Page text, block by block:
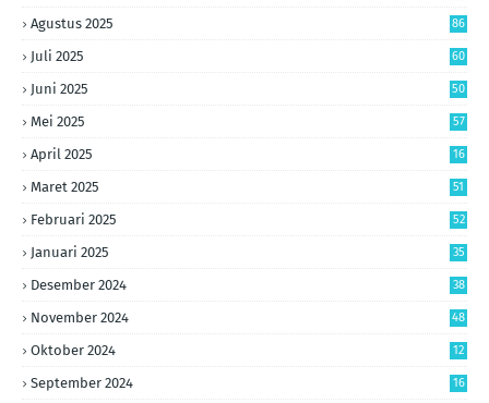
Agustus 2025 86
Juli 2025 60
Juni 2025 50
Mei 2025 57
April 2025 16
Maret 2025 51
Februari 2025 52
Januari 2025 35
Desember 2024 38
November 2024 48
Oktober 2024 12
September 2024 16